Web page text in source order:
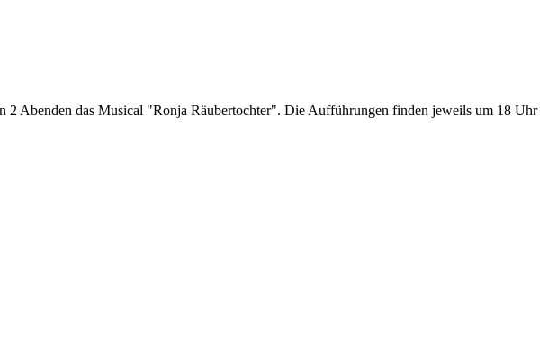
2 Abenden das Musical "Ronja Räubertochter". Die Aufführungen finden jeweils um 18 Uhr